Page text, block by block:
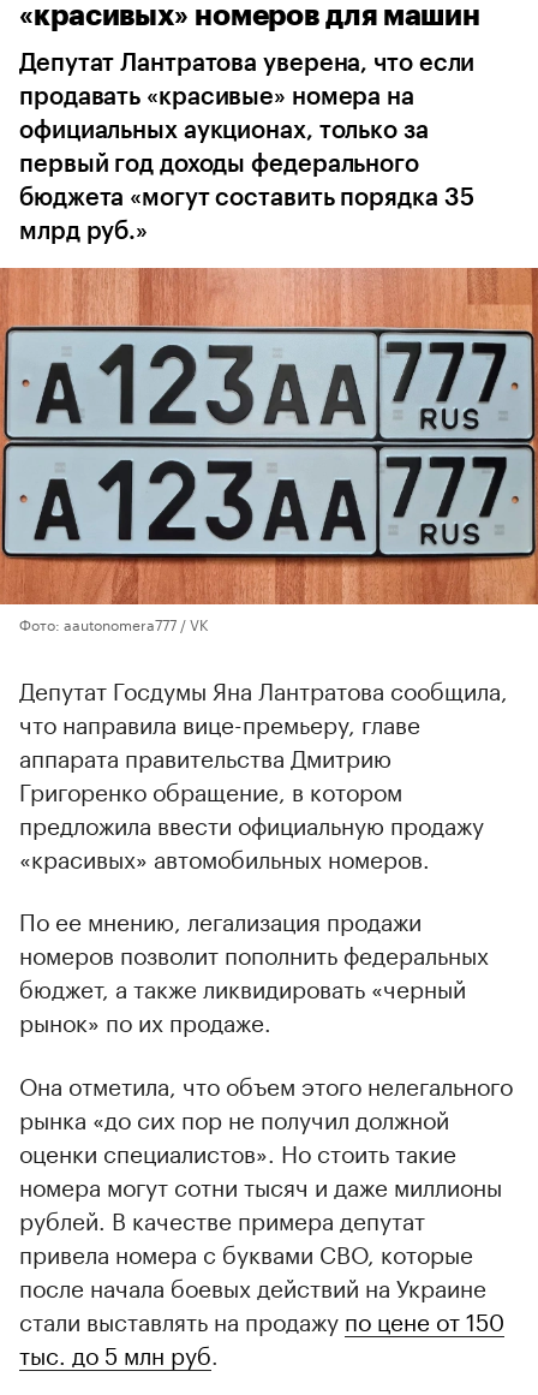
«красивых» номеров для машин
Депутат Лантратова уверена, что если
продавать «красивые» номера на
официальных аукционах, только за
первый год доходы федерального
бюджета «могут составить порядка 35
млрд руб.»
Фото: aautonomera777 / VK
Депутат Госдумы Яна Лантратова сообщила,
что направила вице-премьеру, главе
аппарата правительства Дмитрию
Григоренко обращение, в котором
предложила ввести официальную продажу
«красивых» автомобильных номеров.
По ее мнению, легализация продажи
номеров позволит пополнить федеральных
бюджет, а также ликвидировать «черный
рынок» по их продаже.
Она отметила, что объем этого нелегального
рынка «до сих пор не получил должной
оценки специалистов». Но стоить такие
номера могут сотни тысяч и даже миллионы
рублей. В качестве примера депутат
привела номера с буквами СВО, которые
после начала боевых действий на Украине
стали выставлять на продажу по цене от 150
тыс. до 5 млн руб